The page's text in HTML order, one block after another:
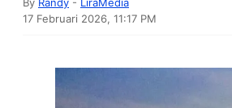
17 Februari 2026, 11:17 PM